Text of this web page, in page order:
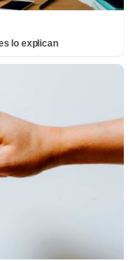
lo explican